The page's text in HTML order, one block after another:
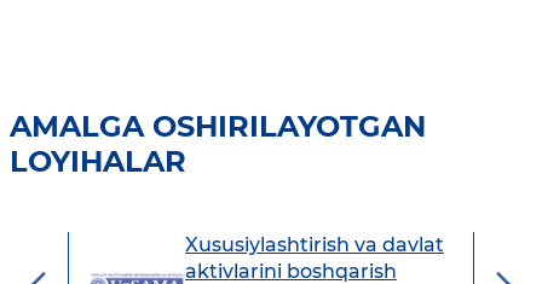
AMALGA OSHIRILAYOTGAN
LOYIHALAR
Xususiylashtirish va davlat
aktivlarini boshqarish